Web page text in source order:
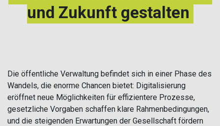
und Zukunft gestalten
Die öffentliche Verwaltung befindet sich in einer Phase des
Wandels, die enorme Chancen bietet: Digitalisierung
eröffnet neue Möglichkeiten für effizientere Prozesse,
gesetzliche Vorgaben schaffen klare Rahmenbedingungen,
und die steigenden Erwartungen der Gesellschaft fördern